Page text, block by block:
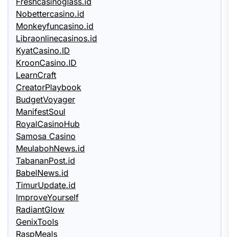
Nobettercasino.id
Monkeyfuncasino.id
Libraonlinecasinos.id
KyatCasino.ID
KroonCasino.ID
LearnCraft
CreatorPlaybook
BudgetVoyager
ManifestSoul
RoyalCasinoHub
Samosa Casino
MeulabohNews.id
TabananPost.id
BabelNews.id
TimurUpdate.id
ImproveYourself
RadiantGlow
GenixTools
RaspMeals